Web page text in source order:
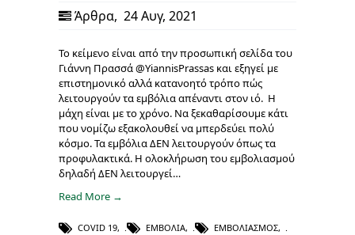
Άρθρα, 24 Αυγ, 2021
Το κείμενο είναι από την προσωπική σελίδα του
Γιάννη Πρασσά @YiannisPrassas και εξηγεί με
επιστημονικό αλλά κατανοητό τρόπο πώς
λειτουργούν τα εμβόλια απέναντι στον ιό. Η
μάχη είναι με το χρόνο. Να ξεκαθαρίσουμε κάτι
που νομίζω εξακολουθεί να μπερδεύει πολύ
κόσμο. Τα εμβόλια ΔΕΝ λειτουργούν όπως τα
προφυλακτικά. Η ολοκλήρωση του εμβολιασμού
δηλαδή ΔΕΝ λειτουργεί…
Read More →
COVID 19, ΕΜΒΌΛΙΑ, ΕΜΒΟΛΙΑΣΜΌΣ,